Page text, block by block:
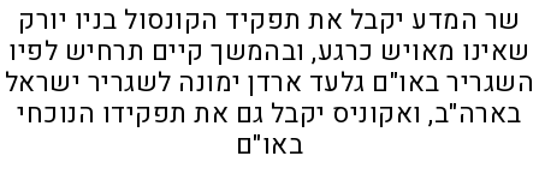
שר המדע יקבל את תפקיד הקונסול בניו יורק
שאינו מאויש כרגע, ובהמשך קיים תרחיש לפיו
השגריר באו"ם גלעד ארדן ימונה לשגריר ישראל
בארה"ב, ואקוניס יקבל גם את תפקידו הנוכחי
באו"ם